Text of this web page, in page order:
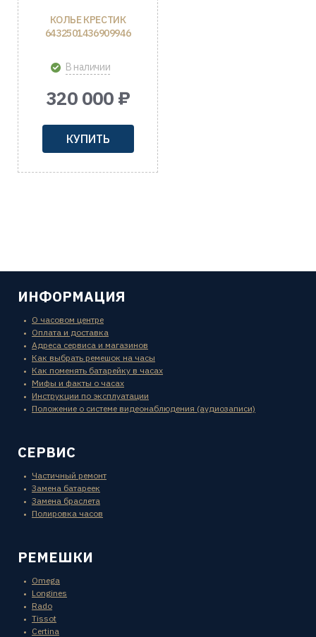
КОЛЬЕ КРЕСТИК
6432501436909946
В наличии
320 000 ₽
КУПИТЬ
ИНФОРМАЦИЯ
О часовом центре
Оплата и доставка
Адреса сервиса и магазинов
Как выбрать ремешок на часы
Как поменять батарейку в часах
Мифы и факты о часах
Инструкции по эксплуатации
Положение о системе видеонаблюдения (аудиозаписи)
СЕРВИС
Частичный ремонт
Замена батареек
Замена браслета
Полировка часов
РЕМЕШКИ
Omega
Longines
Rado
Tissot
Certina